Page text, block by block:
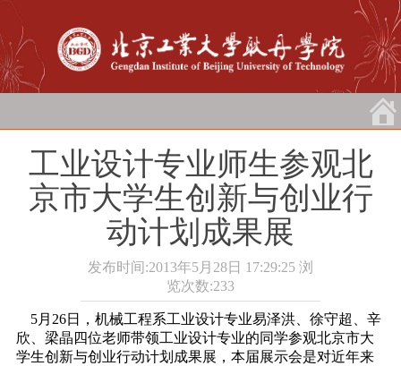
工业设计专业师生参观北
京市大学生创新与创业行
动计划成果展
发布时间:2013年5月28日 17:29:25 浏
览次数:233
5月26日
，机械工程系工业设计专业易泽洪、徐守超、辛
欣、梁晶四位老师带领工业设计专业的同学参观北京市大
学生创新与创业行动计划成果展，本届展示会是对近年来